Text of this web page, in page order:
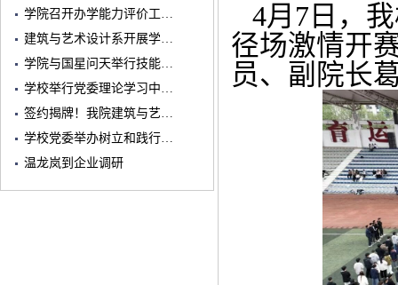
学院召开办学能力评价工…
建筑与艺术设计系开展学…
学院与国星问天举行技能…
学校举行党委理论学习中…
签约揭牌！我院建筑与艺…
学校党委举办树立和践行…
温龙岚到企业调研
4月7日，
径场激情开
员、副院长